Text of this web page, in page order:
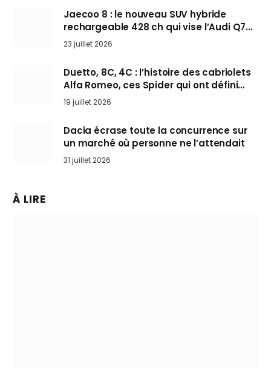
Jaecoo 8 : le nouveau SUV hybride
rechargeable 428 ch qui vise l’Audi Q7
arrive en Europe cet automne
23 juillet 2026
Duetto, 8C, 4C : l’histoire des cabriolets
Alfa Romeo, ces Spider qui ont défini
l’art de rouler cheveux au vent
19 juillet 2026
Dacia écrase toute la concurrence sur
un marché où personne ne l’attendait
31 juillet 2026
À LIRE